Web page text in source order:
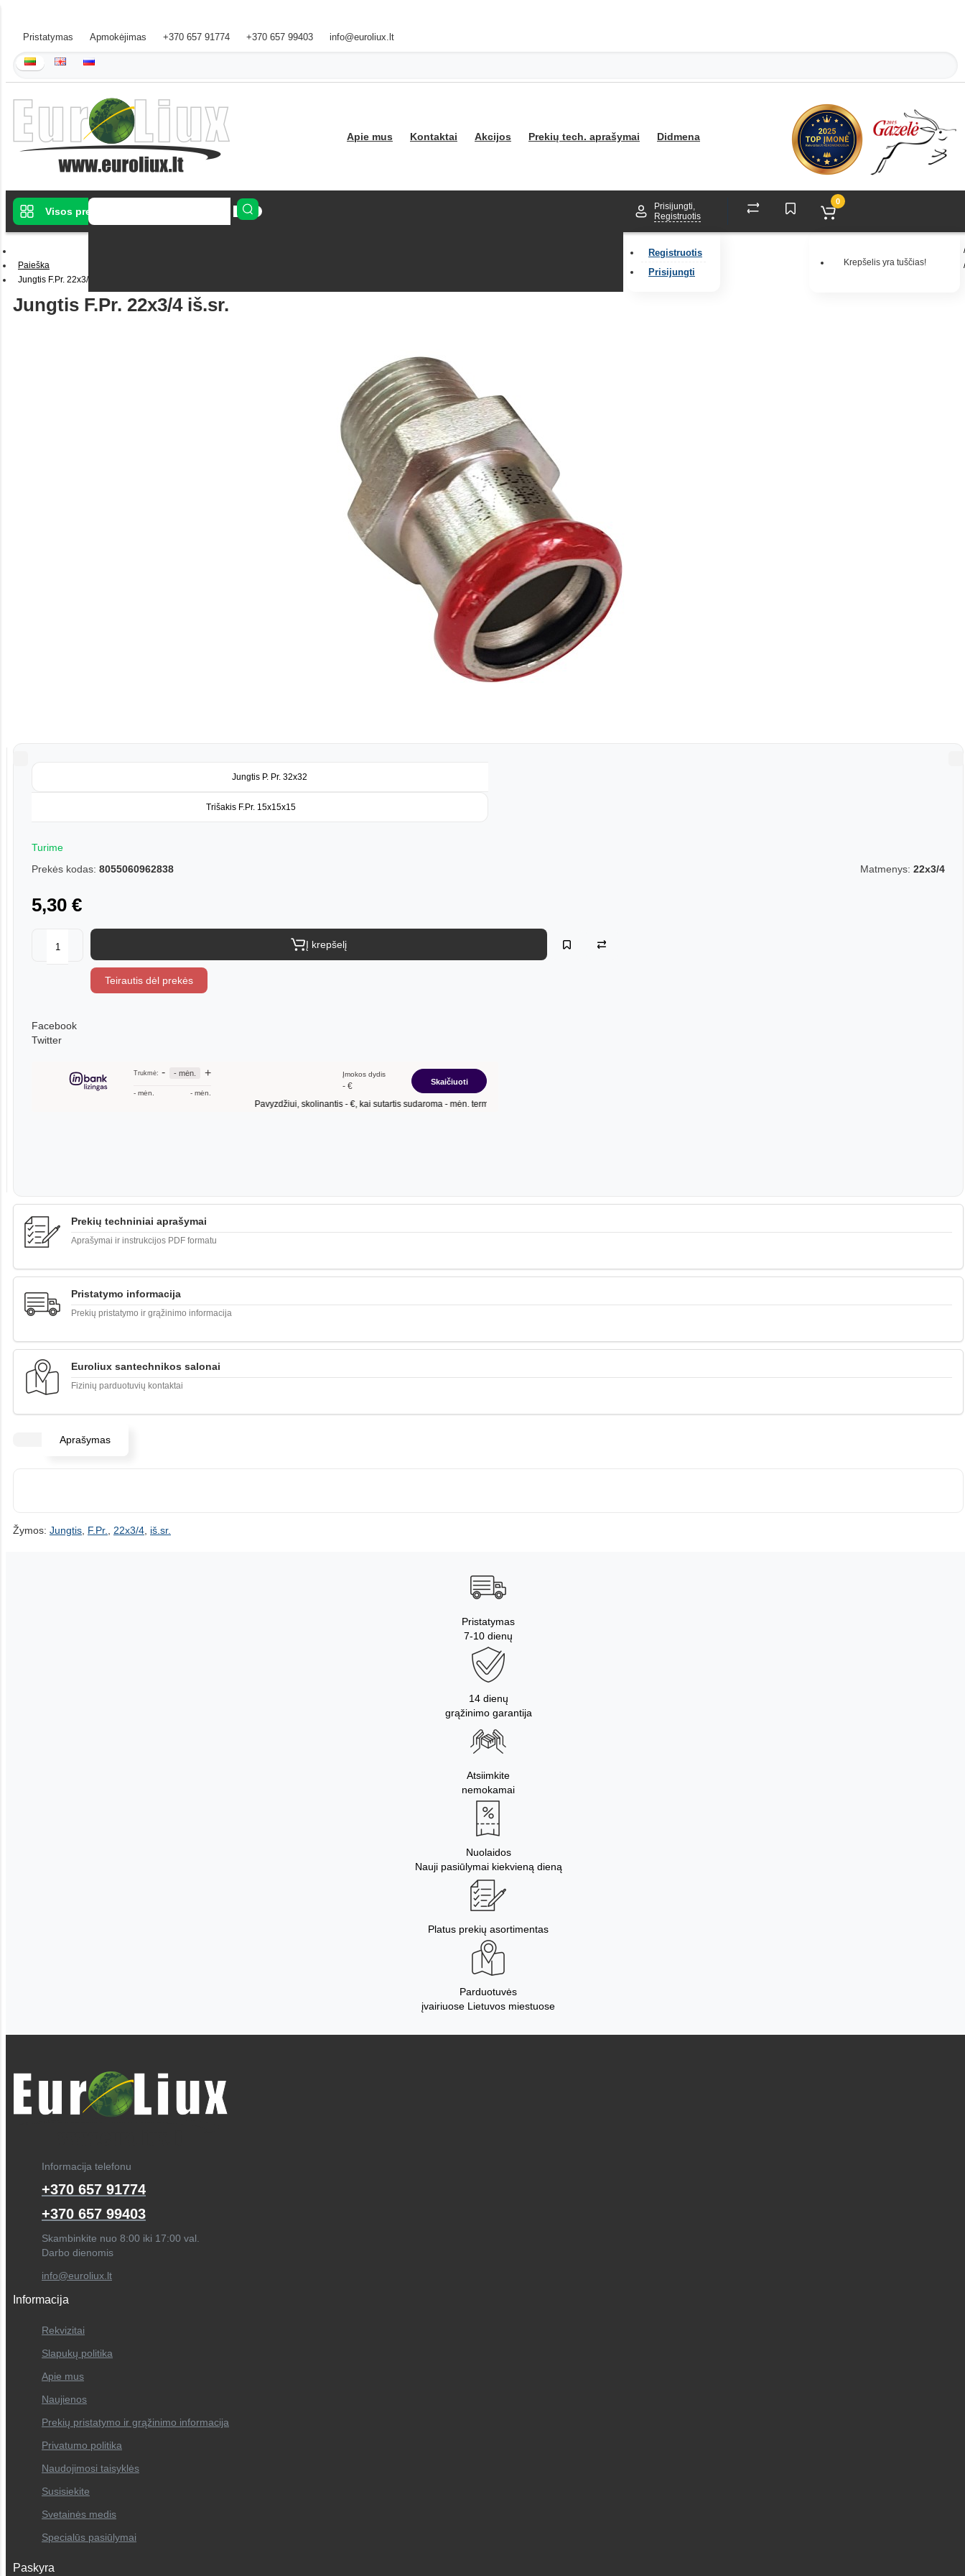
Pristatymas Apmokėjimas +370 657 91774 +370 657 99403 info@euroliux.lt
Apie mus Kontaktai Akcijos Prekių tech. aprašymai Didmena
Visos prekės
Prisijungti,
Registruotis
Registruotis
Prisijungti
0
Krepšelis yra tuščias!
Paieška
Jungtis F.Pr. 22x3/4 iš.sr.
Jungtis F.Pr. 22x3/4 iš.sr.
Jungtis P. Pr. 32x32
Trišakis F.Pr. 15x15x15
Turime
Prekės kodas: 8055060962838 Matmenys: 22x3/4
5,30 €
Į krepšelį
Teirautis dėl prekės
Facebook
Twitter
Prekių techniniai aprašymai
Aprašymai ir instrukcijos PDF formatu
Pristatymo informacija
Prekių pristatymo ir grąžinimo informacija
Euroliux santechnikos salonai
Fizinių parduotuvių kontaktai
Aprašymas
Žymos: Jungtis F.Pr. 22x3/4 iš.sr.
Pristatymas
7-10 dienų
14 dienų
grąžinimo garantija
Atsiimkite
nemokamai
Nuolaidos
Nauji pasiūlymai kiekvieną dieną
Platus prekių asortimentas
Parduotuvės
įvairiuose Lietuvos miestuose
Informacija telefonu
+370 657 91774
+370 657 99403
Skambinkite nuo 8:00 iki 17:00 val.
Darbo dienomis
info@euroliux.lt
Informacija
Rekvizitai
Slapukų politika
Apie mus
Naujienos
Prekių pristatymo ir grąžinimo informacija
Privatumo politika
Naudojimosi taisyklės
Susisiekite
Svetainės medis
Specialūs pasiūlymai
Paskyra